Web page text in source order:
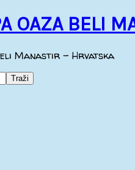
OAZA BELI
Manastir - Hrvatska